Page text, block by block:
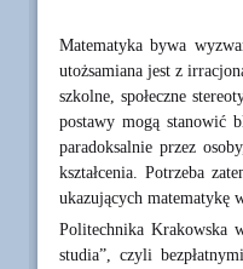
Matematyka bywa
utożsamiana jest z
szkolne, społeczne
postawy mogą stanowić
paradoksalnie przez
kształcenia. Potrzeba
ukazujących matematykę
Politechnika Krakowska
studia”, czyli